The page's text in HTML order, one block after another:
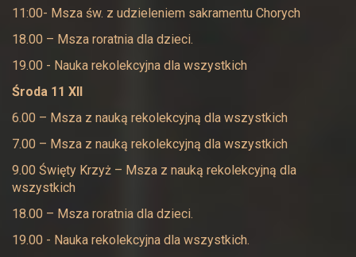
11:00- Msza św. z udzieleniem sakramentu Chorych
18.00 – Msza roratnia dla dzieci.
19.00 - Nauka rekolekcyjna dla wszystkich
Środa 11 XII
6.00 – Msza z nauką rekolekcyjną dla wszystkich
7.00 – Msza z nauką rekolekcyjną dla wszystkich
9.00 Święty Krzyż – Msza z nauką rekolekcyjną dla
wszystkich
18.00 – Msza roratnia dla dzieci.
19.00 - Nauka rekolekcyjna dla wszystkich.